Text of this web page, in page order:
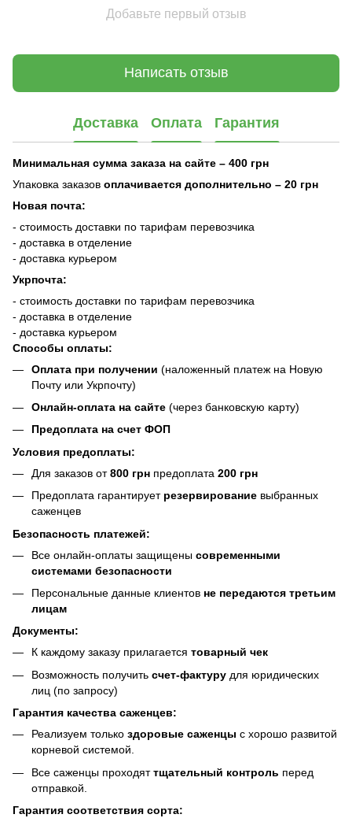
Добавьте первый отзыв
Написать отзыв
Доставка Оплата Гарантия
Минимальная сумма заказа на сайте – 400 грн
Упаковка заказов оплачивается дополнительно – 20 грн
Новая почта:
- стоимость доставки по тарифам перевозчика
- доставка в отделение
- доставка курьером
Укрпочта:
- стоимость доставки по тарифам перевозчика
- доставка в отделение
- доставка курьером
Способы оплаты:
Оплата при получении (наложенный платеж на Новую
Почту или Укрпочту)
Онлайн-оплата на сайте (через банковскую карту)
Предоплата на счет ФОП
Условия предоплаты:
Для заказов от800 грн предоплата 200 грн
Предоплата гарантирует резервирование выбранных
саженцев
Безопасность платежей:
Все онлайн-оплаты защищены современными
системами безопасности
Персональные данные клиентов не передаются третьим
лицам
Документы:
К каждому заказу прилагается товарный чек
Возможность получить счет-фактуру для юридических
лиц (по запросу)
Гарантия качества саженцев:
Реализуем только здоровые саженцы с хорошо развитой
корневой системой.
Все саженцы проходяттщательный контроль перед
отправкой.
Гарантия соответствия сорта: